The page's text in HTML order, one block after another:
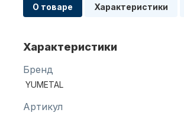
О товаре Характеристики
Характеристики
Бренд
YUMETAL
Артикул